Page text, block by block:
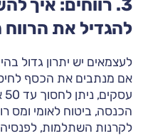
3. רווחים: איך
להגדיל את הרווח
לעצמאים יש יתרון גדול
אם מנתבים את הכסף
הכנסה, ביטוח לאומי ומס
לקרנות השתלמות, לפנסיה